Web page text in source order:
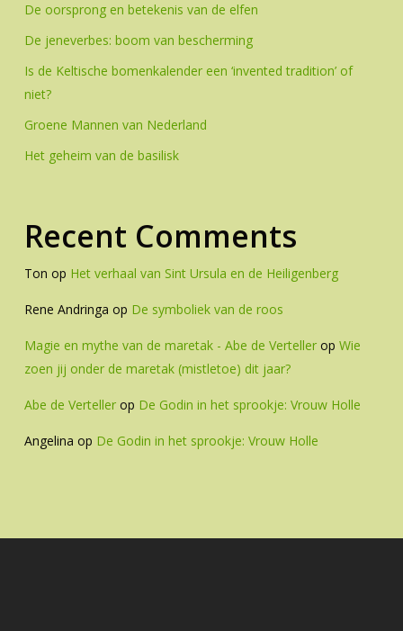
De oorsprong en betekenis van de elfen
De jeneverbes: boom van bescherming
Is de Keltische bomenkalender een ‘invented tradition’ of
niet?
Groene Mannen van Nederland
Het geheim van de basilisk
Recent Comments
Ton op Het verhaal van Sint Ursula en de Heiligenberg
Rene Andringa op De symboliek van de roos
Magie en mythe van de maretak - Abe de Vertellerop Wie
zoen jij onder de maretak (mistletoe) dit jaar?
Abe de Vertellerop De Godin in het sprookje: Vrouw Holle
Angelina op De Godin in het sprookje: Vrouw Holle